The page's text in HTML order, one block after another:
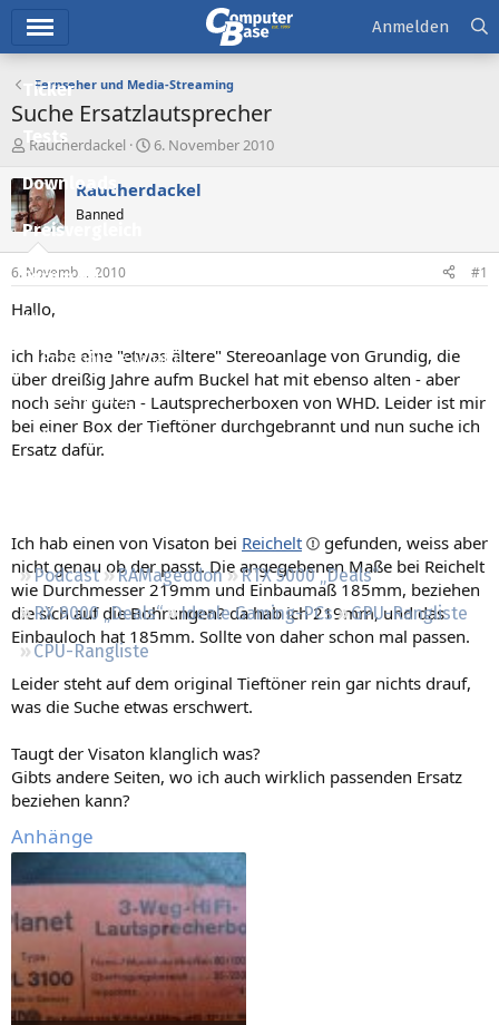
Ticker
Tests
Downloads
Preisvergleich
Forum
Aktuelles
Empfohlene Inhalte
Neue Beiträge
Neueste Aktivitäten
Podcast RAMageddon
RTX 5000 „Deals“
RX 9000 „Deals“
Ideale Gaming-PCs
GPU-Rangliste
CPU-Rangliste
Anmelden
Fernseher und Media-Streaming
Suche Ersatzlautsprecher
E
s
t
e
l
e
r
Raucherdackel
E
s
t
6. November 2010
Raucherdackel
Banned
6. November 2010 #1
Hallo,
ich habe eine "etwas ältere" Stereoanlage von Grundig, die
über dreißig Jahre aufm Buckel hat mit ebenso alten - aber
noch sehr guten - Lautsprecherboxen von WHD. Leider ist mir
bei einer Box der Tieftöner durchgebrannt und nun suche ich
Ersatz dafür.
Ich hab einen von Visaton bei Reichelt
gefunden, weiss aber
nicht genau ob der passt. Die angegebenen Maße bei Reichelt
wie Durchmesser 219mm und Einbaumaß 185mm, beziehen
die sich auf die Bohrungen? da hab ich 219mm, und das
Einbauloch hat 185mm. Sollte von daher schon mal passen.
Leider steht auf dem original Tieftöner rein gar nichts drauf,
was die Suche etwas erschwert.
Taugt der Visaton klanglich was?
Gibts andere Seiten, wo ich auch wirklich passenden Ersatz
beziehen kann?
Anhänge